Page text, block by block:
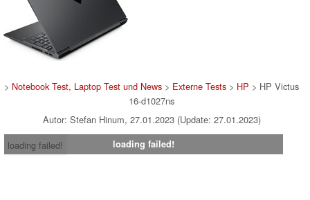
> Notebook Test, Laptop Test und News > Externe Tests > HP > HP Victus
16-d1027ns
Autor: Stefan Hinum, 27.01.2023 (Update: 27.01.2023)
loading failed!
loading failed!